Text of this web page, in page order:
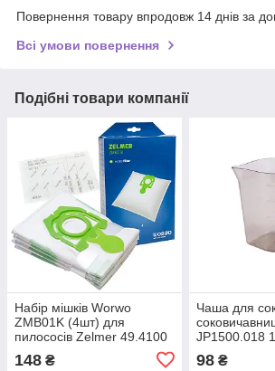
Повернення товару впродовж 14 днів за
Всі умови повернення
Подібні товари компанії
Набір мішків Worwo
ZMB01K (4шт) для
пилососів Zelmer 49.4100
148 ₴
Чаша для
JP1500.018
98₴